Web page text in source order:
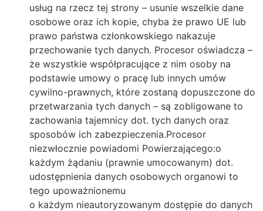
usług na rzecz tej strony – usunie wszelkie dane
osobowe oraz ich kopie, chyba że prawo UE lub
prawo państwa członkowskiego nakazuje
przechowanie tych danych. Procesor oświadcza –
że wszystkie współpracujące z nim osoby na
podstawie umowy o pracę lub innych umów
cywilno-prawnych, które zostaną dopuszczone do
przetwarzania tych danych – są zobligowane to
zachowania tajemnicy dot. tych danych oraz
sposobów ich zabezpieczenia.Procesor
niezwłocznie powiadomi Powierzającego:o
każdym żądaniu (prawnie umocowanym) dot.
udostępnienia danych osobowych organowi to
tego upoważnionemu
o każdym nieautoryzowanym dostępie do danych